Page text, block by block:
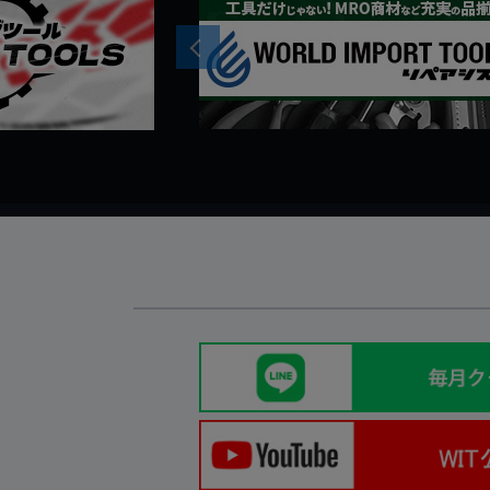
Previous